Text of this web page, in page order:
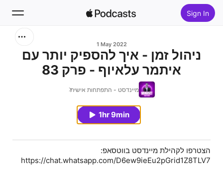
Sign In
Home
1 May 2022
ניהול זמן - איך להספיק יותר עם
איתמר עלאיוף - פרק 83
מיינדסט - התפתחות אישית
1hr 9min
הצטרפו לקהילת מיינדסט בווטסאפ:
https://chat.whatsapp.com/D6ew9ieEu2pGrid1Z8TLV7